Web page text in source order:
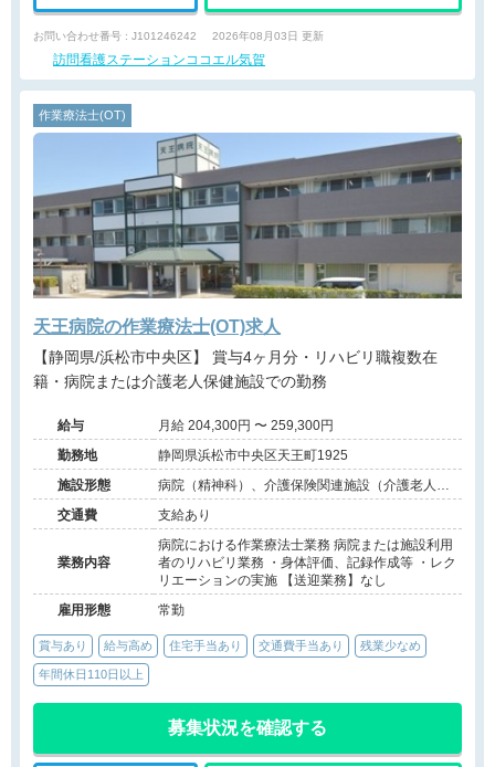
お問い合わせ番号 : J101246242 2026年08月03日 更新
訪問看護ステーションココエル気賀
作業療法士(OT)
天王病院の作業療法士(OT)求人
【静岡県/浜松市中央区】 賞与4ヶ月分・リハビリ職複数在
籍・病院または介護老人保健施設での勤務
給与
月給 204,300円 〜 259,300円
勤務地
静岡県浜松市中央区天王町1925
施設形態
病院（精神科）、介護保険関連施設（介護老人保
健施設）
交通費 支給あり
業務内容
病院における作業療法士業務 病院または施設利用
者のリハビリ業務 ・身体評価、記録作成等 ・レク
リエーションの実施 【送迎業務】なし
雇用形態
常勤
賞与あり 給与高め 住宅手当あり 交通費手当あり 残業少なめ
年間休日110日以上
募集状況を確認する